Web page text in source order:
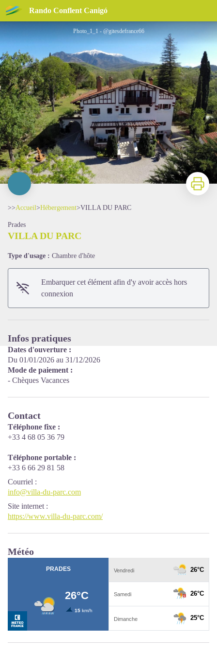
Rando Conflent Canigó
Photo_1_1 - @gitesdefrance66
Voir l'image en plein écran
Imprimer
>>Accueil>Hébergement>VILLA DU PARC
Prades
VILLA DU PARC
Type d'usage : Chambre d'hôte
Embarquer cet élément afin d'y avoir accès hors
connexion
Infos pratiques
Dates d'ouverture :
Du 01/01/2026 au 31/12/2026
Mode de paiement :
- Chèques Vacances
Contact
Téléphone fixe :
+33 4 68 05 36 79
Téléphone portable :
+33 6 66 29 81 58
Courriel :
info@villa-du-parc.com
Site internet :
https://www.villa-du-parc.com/
Météo